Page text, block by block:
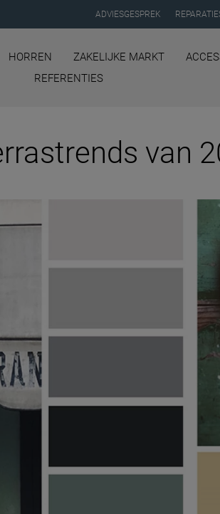
ADVIESGESPREK
HORREN ZAKELIJKE MARKT
REFERENTIES
van